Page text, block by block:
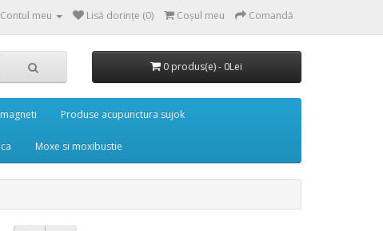
Contul meu Lisă dorințe (0) Coşul meu Comandă
0 produs(e) - 0Lei
Produse acupunctura sujok
Moxe si moxibustie